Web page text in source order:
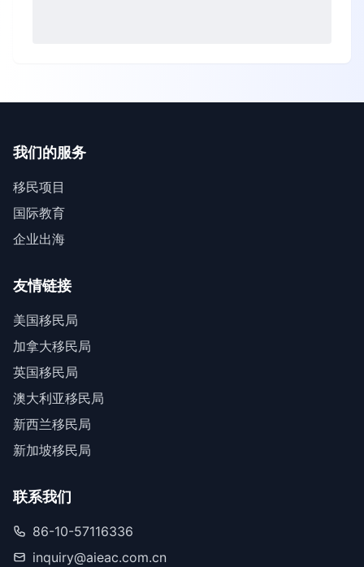
我们的服务
移民项目
国际教育
企业出海
友情链接
美国移民局
加拿大移民局
英国移民局
澳大利亚移民局
新西兰移民局
新加坡移民局
联系我们
86-10-57116336
inquiry@aieac.com.cn